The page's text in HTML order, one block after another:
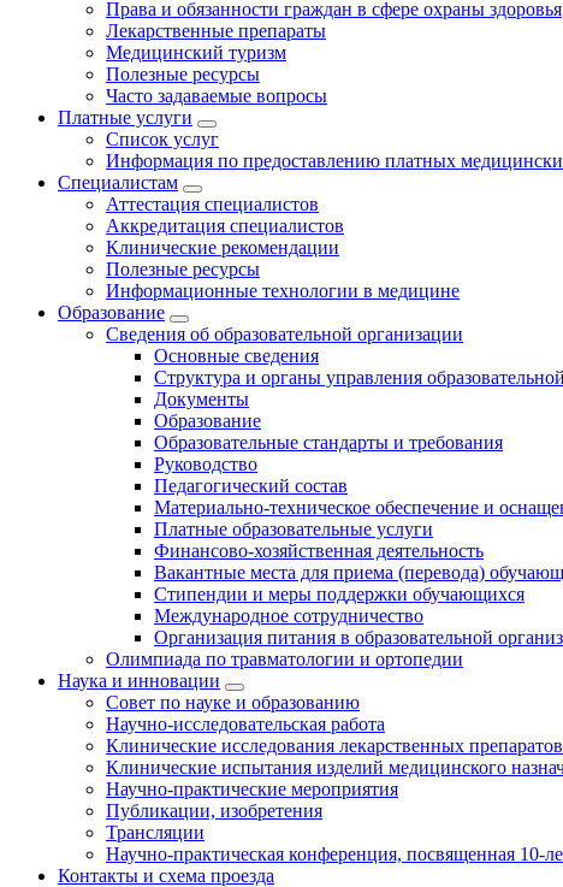
Права и обязанности граждан в сфере охраны здоровья
Лекарственные препараты
Медицинский туризм
Полезные ресурсы
Часто задаваемые вопросы
Платные услуги
Список услуг
Информация по предоставлению платных
Специалистам
Аттестация специалистов
Аккредитация специалистов
Клинические рекомендации
Полезные ресурсы
Информационные технологии в медицине
Образование
Сведения об образовательной организации
Основные сведения
Структура и органы управления
Документы
Образование
Образовательные стандарты и требования
Руководство
Педагогический состав
Материально-техническое обеспечение и
Платные образовательные услуги
Финансово-хозяйственная деятельность
Вакантные места для приема (перевода)
Стипендии и меры поддержки обучающихся
Международное сотрудничество
Организация питания в образовательной
Олимпиада по травматологии и ортопедии
Наука и инновации
Совет по науке и образованию
Научно-исследовательская работа
Клинические исследования лекарственных препаратов
Клинические испытания изделий медицинского
Научно-практические мероприятия
Публикации, изобретения
Трансляции
Научно-практическая конференция, посвященная 10-
Контакты и схема проезда